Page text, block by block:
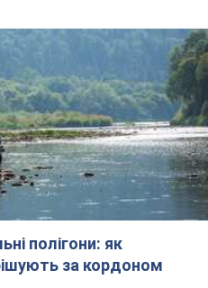
полігони: як
за кордоном